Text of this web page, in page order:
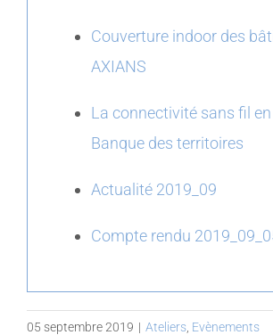
Couverture indoor des
AXIANS
La connectivité sans fil
Banque des territoires
Actualité 2019_09
Compte rendu
05 septembre 2019 | Ateliers Evènements